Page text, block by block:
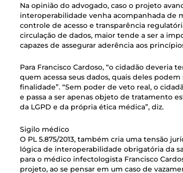
Na opinião do advogado, caso o projeto
interoperabilidade venha acompanhada de
controle de acesso e transparência
circulação de dados, maior tende a ser a
capazes de assegurar aderência aos
Para Francisco Cardoso, “o cidadão deveria
quem acessa seus dados, quais deles
finalidade”. “Sem poder de veto real, o
e passa a ser apenas objeto de tratamento
da LGPD e da própria ética médica”, diz.
Sigilo médico
O PL 5.875/2013, também cria uma tensão
lógica de interoperabilidade obrigatória da
para o médico infectologista Francisco
projeto, ao se pensar em um caso de